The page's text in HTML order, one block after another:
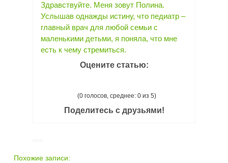
Здравствуйте. Меня зовут Полина.
Услышав однажды истину, что педиатр –
главный врач для любой семьи с
маленькими детьми, я поняла, что мне
есть к чему стремиться.
Оцените статью:
(0 голосов, среднее: 0 из 5)
Поделитесь с друзьями!
Похожие записи: